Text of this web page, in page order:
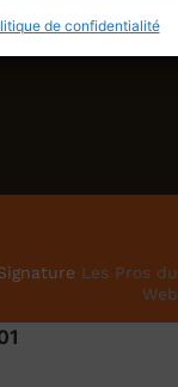
de confidentialité
Les Pros du
Web